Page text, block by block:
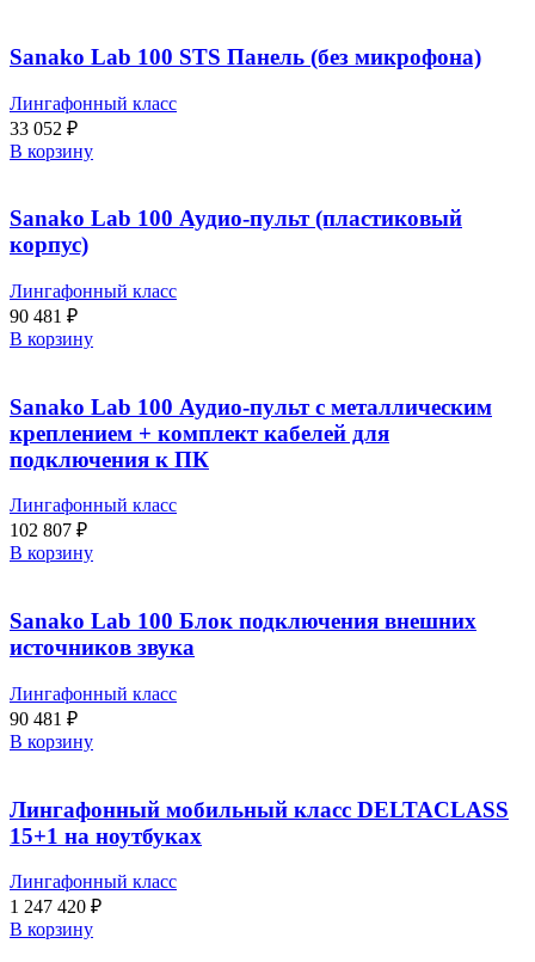
Sanako Lab 100 STS Панель (без микрофона)
Лингафонный класс
33 052 ₽
В корзину
Sanako Lab 100 Аудио-пульт (пластиковый
корпус)
Лингафонный класс
90 481 ₽
В корзину
Sanako Lab 100 Аудио-пульт с металлическим
креплением + комплект кабелей для
подключения к ПК
Лингафонный класс
102 807 ₽
В корзину
Sanako Lab 100 Блок подключения внешних
источников звука
Лингафонный класс
90 481 ₽
В корзину
Лингафонный мобильный класс DELTACLASS
15+1 на ноутбуках
Лингафонный класс
1 247 420 ₽
В корзину